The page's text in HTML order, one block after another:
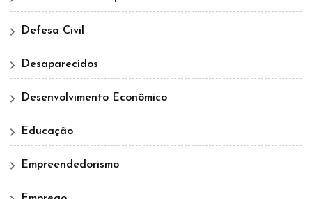
Defesa Civil
Desaparecidos
Desenvolvimento Econômico
Educação
Empreendedorismo